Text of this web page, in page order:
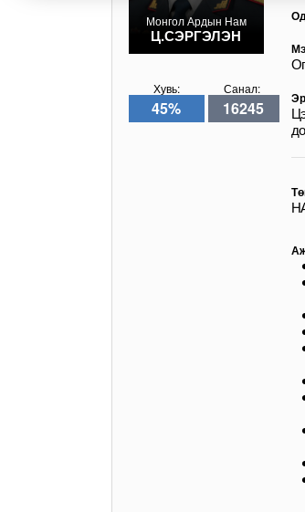
Монгол Ардын Нам
Ц.СЭРГЭЛЭН
Хувь:
45%
Санал:
16245